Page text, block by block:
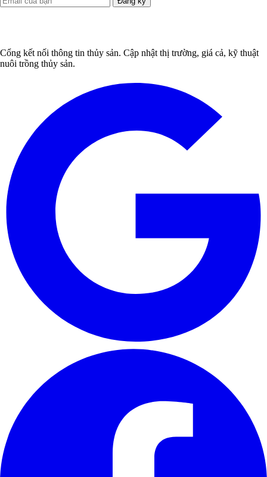
Cổng kết nối thông tin thủy sản. Cập nhật thị trường, giá cả, kỹ thuật
nuôi trồng thủy sản.